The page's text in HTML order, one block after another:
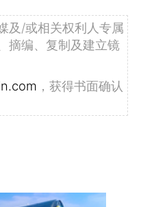
及/或相关权利人专属
摘编、复制及建立镜
，获得书面确认